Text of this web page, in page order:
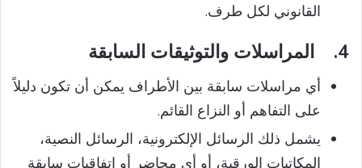
القانوني لكل طرف.
4. المراسلات والتوثيقات السابقة
أي مراسلات سابقة بين الأطراف يمكن أن تكون دليلاً
على التفاهم أو النزاع القائم.
يشمل ذلك الرسائل الإلكترونية، الرسائل النصية،
المكاتبات الورقية، أو أي محاضر أو اتفاقيات سابقة